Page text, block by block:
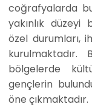
coğrafyalarda
yakınlık
özel durumları,
bölgelerde
gençlerin
öne çıkmaktadır.